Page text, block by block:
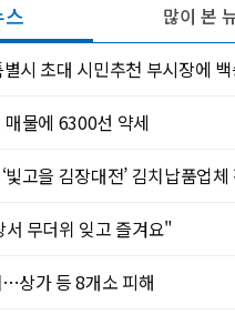
시 초대 시민추천 부시장에 백
물에 6300선 약세
고을 김장대전’ 김치납품업체 전
무더위 잊고 즐겨요"
상가 등 8개소 피해
많이 본